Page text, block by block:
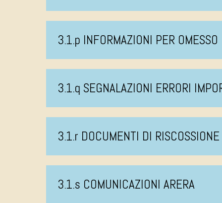
3.1.p INFORMAZIONI PER OMESSO
3.1.q SEGNALAZIONI ERRORI
3.1.r DOCUMENTI DI
3.1.s COMUNICAZIONI ARERA